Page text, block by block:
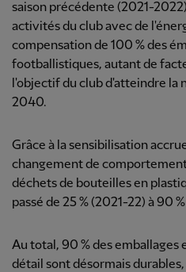
saison précédente (2021-
activités du club avec de
compensation de 100 % des
footballistiques, autant de
l'objectif du club d'atteindre la
2040.
Grâce à la sensibilisation
changement de
déchets de bouteilles en
passé de 25 % (2021-22) à 90
Au total, 90 % des emballages
détail sont désormais